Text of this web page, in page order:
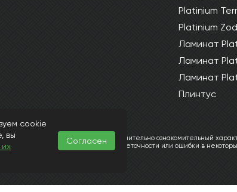
Platinium
Platinium
Ламинат
Ламинат
Ламинат
Плинтус
2015-2026
данного сайта, носит исключительно ознакомительный
просим извинить за возможные неточности или ошибки в
cookie
вы
Согласен